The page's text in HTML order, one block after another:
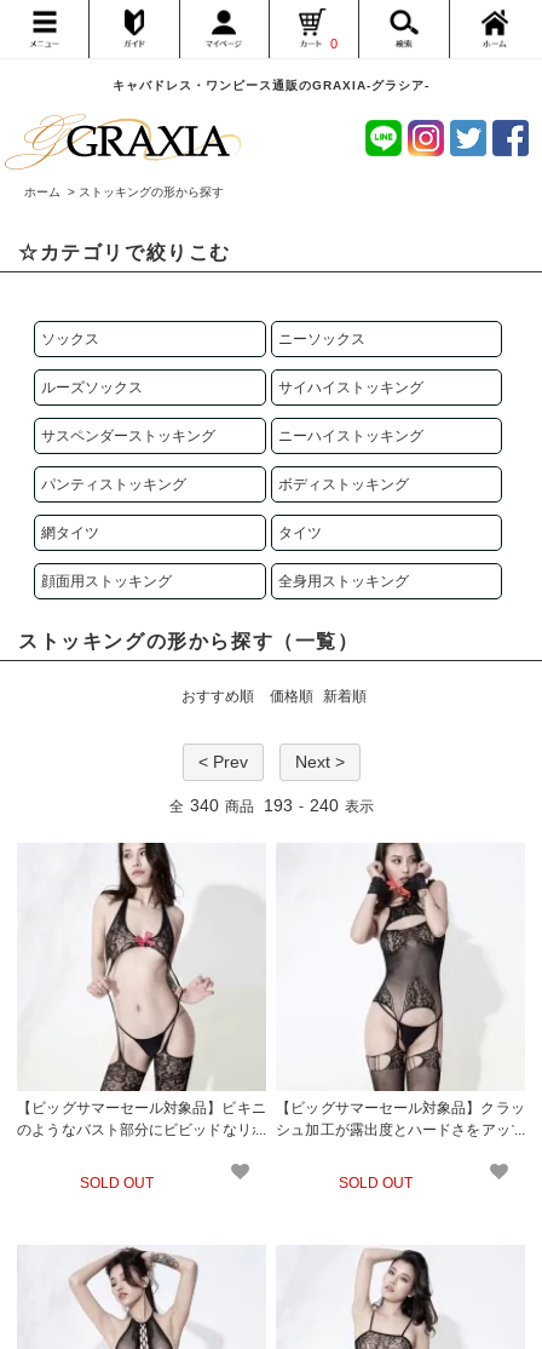
キャバドレス・ワンピース通販のGRAXIA-グラシア-
0
ホーム > ストッキングの形から探す
☆カテゴリで絞りこむ
ソックス ニーソックス
ルーズソックス サイハイストッキング
サスペンダーストッキング ニーハイストッキング
パンティストッキング ボディストッキング
網タイツ タイツ
顔面用ストッキング 全身用ストッキング
ストッキングの形から探す（一覧）
おすすめ順 価格順 新着順
< Prev Next >
全 340 商品 193 - 240 表示
【ビッグサマーセール対象品】ビキニ
のようなバスト部分にビビッドなリボ
ー風ボディストッキング(STOCKING)
SOLD OUT
【ビッグサマーセール対象品】クラッ
シュ加工が露出度とハードさをアップ
ストッキング(STOCKING)
SOLD OUT